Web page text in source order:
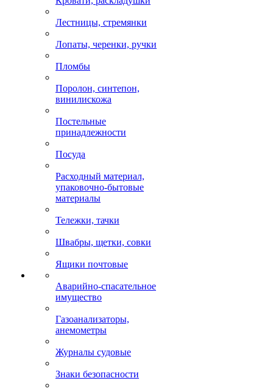
Лестницы, стремянки
Лопаты, черенки, ручки
Пломбы
Поролон, синтепон,
винилискожа
Постельные
принадлежности
Посуда
Расходный материал,
упаковочно-бытовые
материалы
Тележки, тачки
Швабры, щетки, совки
Ящики почтовые
Аварийно-спасательное
имущество
Газоанализаторы,
анемометры
Журналы судовые
Знаки безопасности